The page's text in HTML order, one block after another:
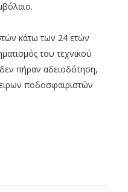
κάτω των 24 ετών
του τεχνικού
πήραν αδειοδότηση,
ποδοσφαιριστών